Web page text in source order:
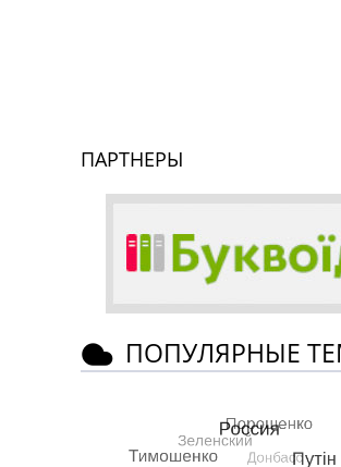
ПАРТНЕРЫ
ПОПУЛЯРНЫЕ